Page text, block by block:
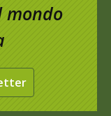
mondo